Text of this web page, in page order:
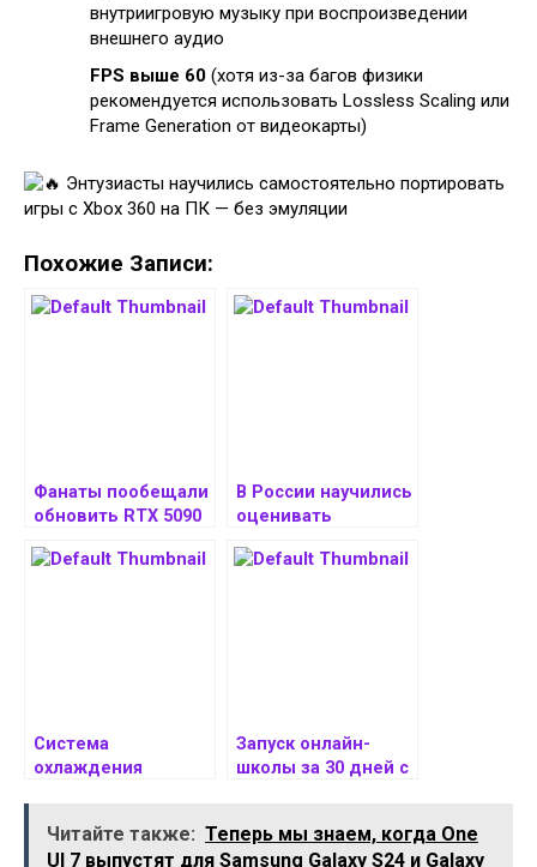
внутриигровую музыку при воспроизведении
внешнего аудио
FPS выше 60 (хотя из-за багов физики
рекомендуется использовать Lossless Scaling или
Frame Generation от видеокарты)
Похожие Записи:
Фанаты пообещали
обновить RTX 5090
памяти
В России научились
оценивать
юных футболистов
Система
охлаждения
оценена в $420
Запуск онлайн-
школы за 30 дней с
Читайте также: Теперь мы знаем, когда One
UI 7 выпустят для Samsung Galaxy S24 и Galaxy